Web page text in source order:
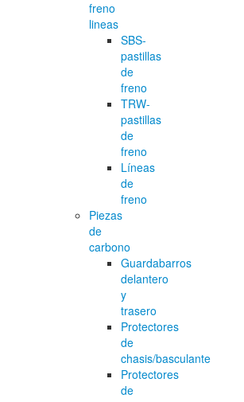
freno
lineas
SBS-
pastillas
de
freno
TRW-
pastillas
de
freno
Líneas
de
freno
Piezas
de
carbono
Guardabarros
delantero
y
trasero
Protectores
de
chasis/basculante
Protectores
de